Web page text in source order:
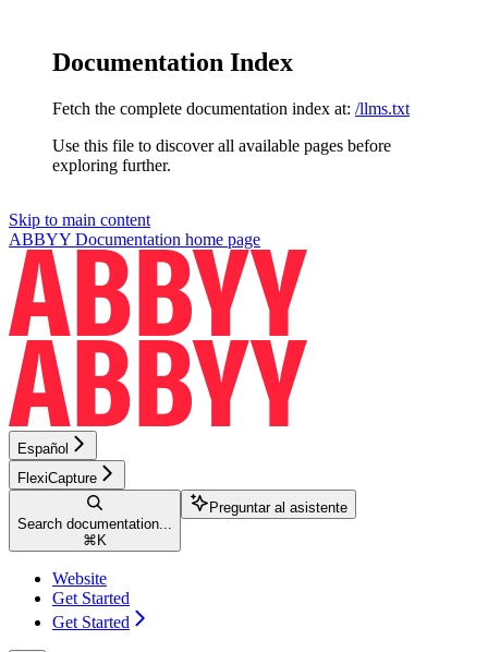
Documentation Index
Fetch the complete documentation index at: /llms.txt
Use this file to discover all available pages before
exploring further.
Skip to main content
ABBYY Documentation home page
Español
FlexiCapture
Search documentation...
⌘ K
Preguntar al asistente
Website
Get Started
Get Started